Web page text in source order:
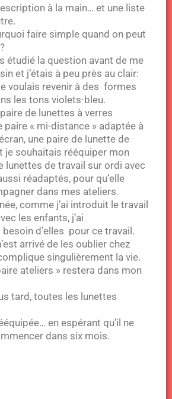
à la main… et une liste
faire simple quand on peut
étudié la question avant de me
et j’étais à peu près au clair:
voulais revenir à des formes
les tons violets-bleu.
de lunettes à verres
paire « mi-distance » adaptée à
une paire de lunette de
je souhaitais rééquiper mon
lunettes de travail sur ordi avec
réadaptés, pour qu’elle
dans mes ateliers.
comme j’ai introduit le travail
les enfants, j’ai
d’elles pour ce travail.
arrivé de les oublier chez
singulièrement la vie.
ateliers » restera dans mon
tard, toutes les lunettes
en espérant qu’il ne
dans six mois.